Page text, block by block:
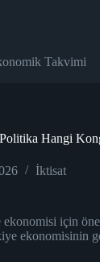
Takvimi
Hangi
İktisat
için
ekonomisinin